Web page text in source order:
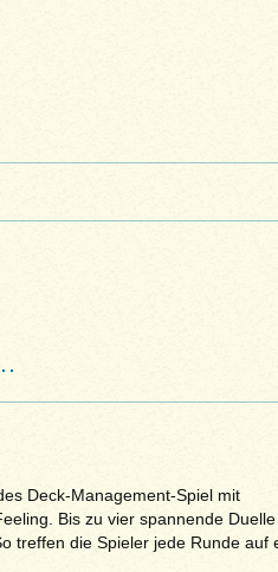
Deck-Management-Spiel mit
Bis zu vier spannende Duelle
treffen die Spieler jede Runde auf